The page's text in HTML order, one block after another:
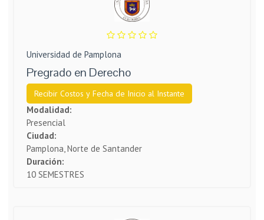
Universidad de Pamplona
Pregrado en Derecho
Recibir Costos y Fecha de Inicio al Instante
Modalidad:
Presencial
Ciudad:
Pamplona, Norte de Santander
Duración:
10 SEMESTRES